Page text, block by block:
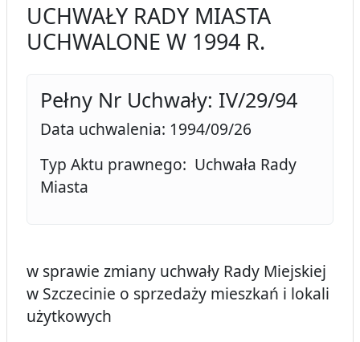
UCHWAŁY RADY MIASTA
UCHWALONE W 1994 R.
Pełny Nr Uchwały: IV/29/94
Data uchwalenia: 1994/09/26
Typ Aktu prawnego: Uchwała Rady
Miasta
w sprawie zmiany uchwały Rady Miejskiej
w Szczecinie o sprzedaży mieszkań i lokali
użytkowych